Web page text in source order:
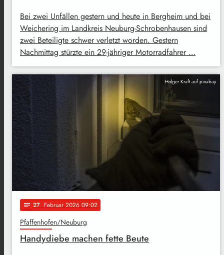
Bei zwei Unfällen gestern und heute in Bergheim und bei
Weichering im Landkreis Neuburg-Schrobenhausen sind
zwei Beteiligte schwer verletzt worden. Gestern
Nachmittag stürzte ein 29-jähriger Motorradfahrer …
Holger Kraft auf pixabay
notes 27. Februar 2026 09:02
Pfaffenhofen/Neuburg
Handydiebe machen fette Beute